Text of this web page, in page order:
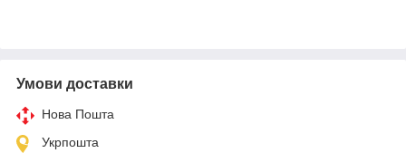
Умови доставки
Нова Пошта
Укрпошта